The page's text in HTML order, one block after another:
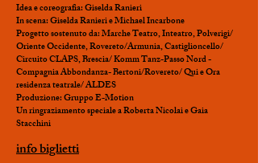
Idea e coreografia: Giselda Ranieri
In scena: Giselda Ranieri e Michael Incarbone
Progetto sostenuto da: Marche Teatro, Inteatro, Polverigi/
Oriente Occidente, Rovereto/Armunia, Castiglioncello/
Circuito CLAPS, Brescia/ Komm Tanz-Passo Nord -
Compagnia Abbondanza- Bertoni/Rovereto/ Qui e Ora
residenza teatrale/ ALDES
Produzione: Gruppo E-Motion
Un ringraziamento speciale a Roberta Nicolai e Gaia
Stacchini
info biglietti